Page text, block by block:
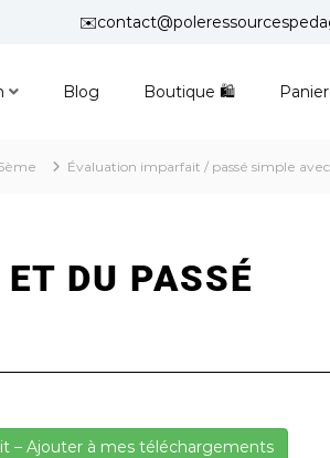
Blog Boutique 🛍
Évaluation imparfait / passé simple
DU PASSÉ
– Ajouter à mes téléchargements